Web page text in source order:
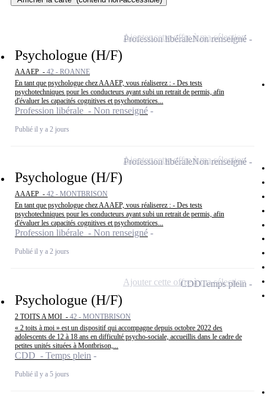
Psychologue (H/F)
AAAEP - 42 - ROANNE
En tant que psychologue chez AAAEP, vous réaliserez : - Des tests
psychotechniques pour les conducteurs ayant subi un retrait de permis, afin
d'évaluer les capacités cognitives et psychomotrices...
Profession libérale - Non renseigné
Publié il y a 2 jours
Profession libéraleNon renseigné
Ajouter cette offre à ma sélection
Psychologue (H/F)
AAAEP - 42 - MONTBRISON
En tant que psychologue chez AAAEP, vous réaliserez : - Des tests
psychotechniques pour les conducteurs ayant subi un retrait de permis, afin
d'évaluer les capacités cognitives et psychomotrices...
Profession libérale - Non renseigné
Publié il y a 2 jours
Profession libéraleNon renseigné
Ajouter cette offre à ma sélection
Psychologue (H/F)
2 TOITS A MOI - 42 - MONTBRISON
« 2 toits à moi » est un dispositif qui accompagne depuis octobre 2022 des
adolescents de 12 à 18 ans en difficulté psycho-sociale, accueillis dans le cadre de
petites unités situées à Montbrison,...
CDD - Temps plein
Publié il y a 5 jours
CDDTemps plein
Ajouter cette offre à ma sélection